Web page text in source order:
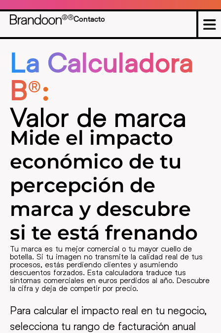
Contacto
La Calculadora
B®:
Valor de marca
Mide el impacto
económico de tu
percepción de
marca y descubre
si te está frenando
Tu marca es tu mejor comercial o tu mayor cuello de
botella. Si tu imagen no transmite la calidad real de tus
procesos, estás perdiendo clientes y asumiendo
descuentos forzados. Esta calculadora traduce tus
síntomas comerciales en euros perdidos al año. Descubre
la cifra y deja de competir por precio.
Para calcular el impacto real en tu negocio,
selecciona tu rango de facturación anual